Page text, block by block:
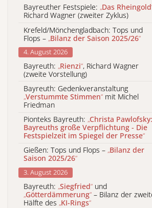
Bayreuther Festspiele: „Das Rheingold
Richard Wagner (zweiter Zyklus)
Krefeld/Mönchengladbach: Tops und
Flops – „Bilanz der Saison 2025/26“
4. August 2026
Bayreuth: „Rienzi“, Richard Wagner
(zweite Vorstellung)
Bayreuth: Gedenkveranstaltung
„Verstummte Stimmen“ mit Michel
Friedman
Pionteks Bayreuth: „Christa Pawlofsky:
Bayreuths große Verpflichtung - Die
Festspielzeit im Spiegel der Presse“
Gießen: Tops und Flops – „Bilanz der
Saison 2025/26“
3. August 2026
Bayreuth: „Siegfried“ und
„Götterdämmerung“ – Bilanz der
Hälfte des „KI-Rings“